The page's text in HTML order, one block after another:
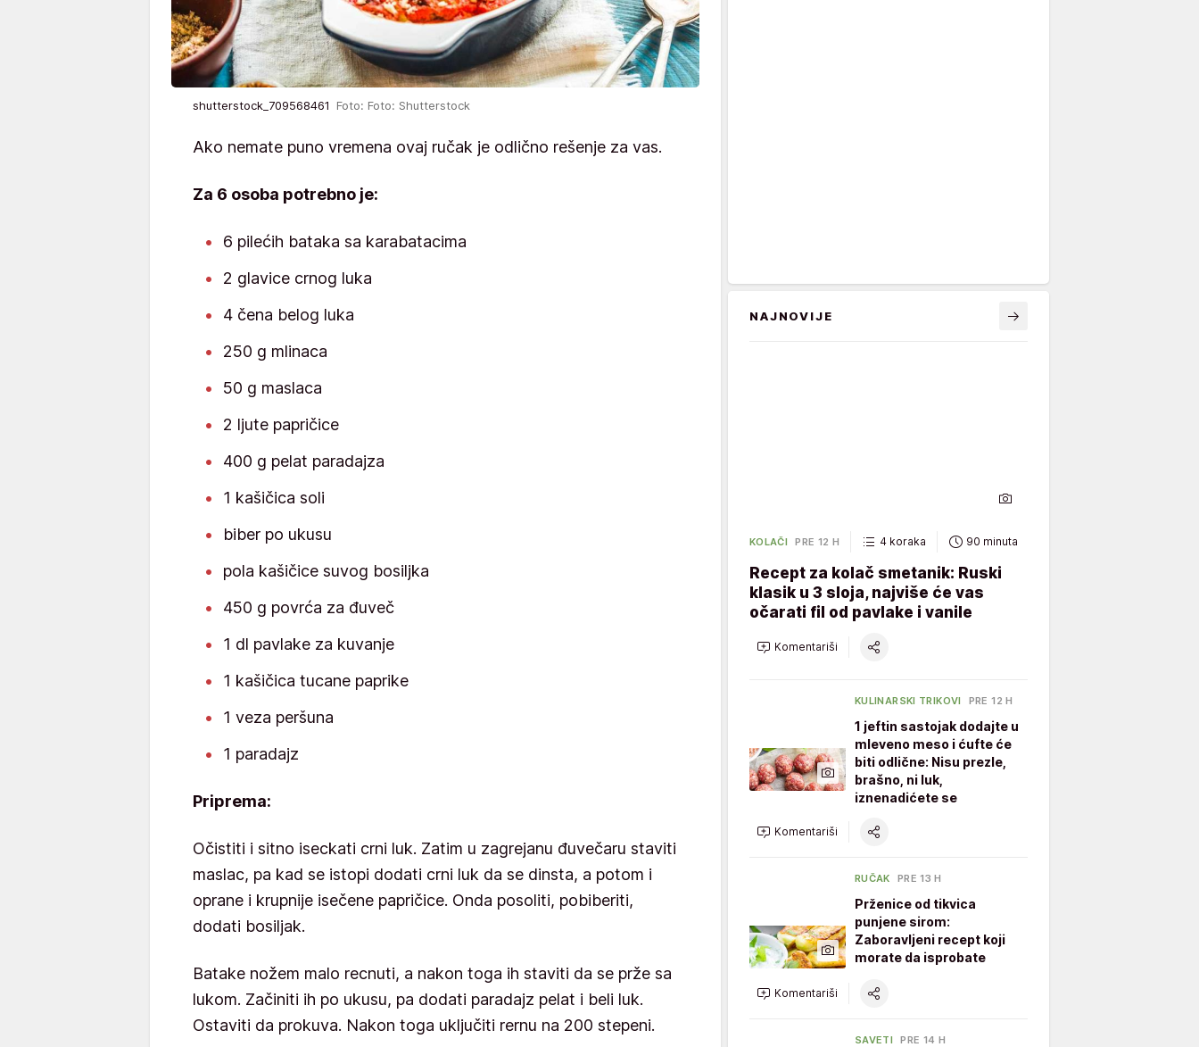
shutterstock_709568461 Foto: Foto: Shutterstock
Ako nemate puno vremena ovaj ručak je odlično rešenje za vas.
Za 6 osoba potrebno je:
6 pilećih bataka sa karabatacima
2 glavice crnog luka
4 čena belog luka
250 g mlinaca
50 g maslaca
2 ljute papričice
400 g pelat paradajza
1 kašičica soli
biber po ukusu
pola kašičice suvog bosiljka
450 g povrća za đuveč
1 dl pavlake za kuvanje
1 kašičica tucane paprike
1 veza peršuna
1 paradajz
Priprema:
Očistiti i sitno iseckati crni luk. Zatim u zagrejanu đuvečaru staviti
maslac, pa kad se istopi dodati crni luk da se dinsta, a potom i
oprane i krupnije isečene papričice. Onda posoliti, pobiberiti,
dodati bosiljak.
Batake nožem malo recnuti, a nakon toga ih staviti da se prže sa
lukom. Začiniti ih po ukusu, pa dodati paradajz pelat i beli luk.
Ostaviti da prokuva. Nakon toga uključiti rernu na 200 stepeni.
NAJNOVIJE
KOLAČI PRE 12 H 4 koraka 90 minuta
Recept za kolač smetanik: Ruski
klasik u 3 sloja, najviše će vas
očarati fil od pavlake i vanile
Komentariši
KULINARSKI TRIKOVI PRE 12 H
1 jeftin sastojak dodajte u
mleveno meso i ćufte će
biti odlične: Nisu prezle,
brašno, ni luk,
iznenadićete se
Komentariši
RUČAK PRE 13 H
Prženice od tikvica
punjene sirom:
Zaboravljeni recept koji
morate da isprobate
Komentariši
SAVETI PRE 14 H